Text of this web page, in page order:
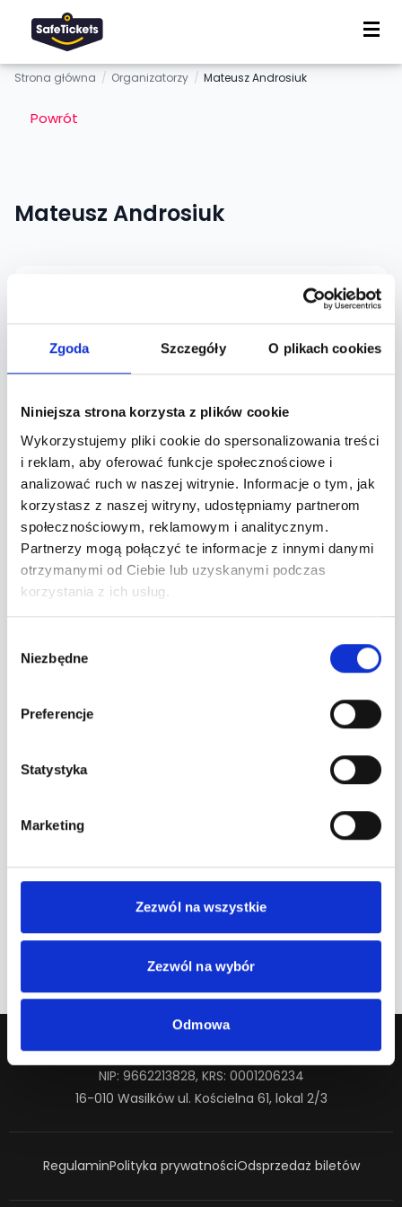
Zgoda Szczegóły O plikach cookies
Niniejsza strona korzysta z plików cookie
Wykorzystujemy pliki cookie do spersonalizowania treści
i reklam, aby oferować funkcje społecznościowe i
analizować ruch w naszej witrynie. Informacje o tym, jak
korzystasz z naszej witryny, udostępniamy partnerom
społecznościowym, reklamowym i analitycznym.
Partnerzy mogą połączyć te informacje z innymi danymi
otrzymanymi od Ciebie lub uzyskanymi podczas
korzystania z ich usług.
zgody
Niezbędne
Preferencje
Statystyka
Marketing
Zezwól na wszystkie
Zezwól na wybór
Odmowa
Strona główna / Organizatorzy / Mateusz Androsiuk
Powrót
Mateusz Androsiuk
Mateusz Androsiuk organizuje w Białymstoku cykl
Panorama, wieczory klubowe w klimacie house i
Rasco.
Cykl ma dwie odsłony. Latem to rooftop party z
wejściem od ul. Młynowej, gdzie sezon składa się z
kilku edycji i kończy się wrześniowym
„Zamknięciem tarasu". Poza sezonem letnim
Panorama przenosi się do klubu Fama, pierwsza
edycja zaplanowana na maj 2026. Wstęp 18+.
Najbliższe wydarzenia
Minione terminy
SAFE TICKETS Sp. z o.o.
NIP: 9662213828, KRS: 0001206234
16-010 Wasilków ul. Kościelna 61, lokal 2/3
RegulaminPolityka prywatnościOdsprzedaż biletów